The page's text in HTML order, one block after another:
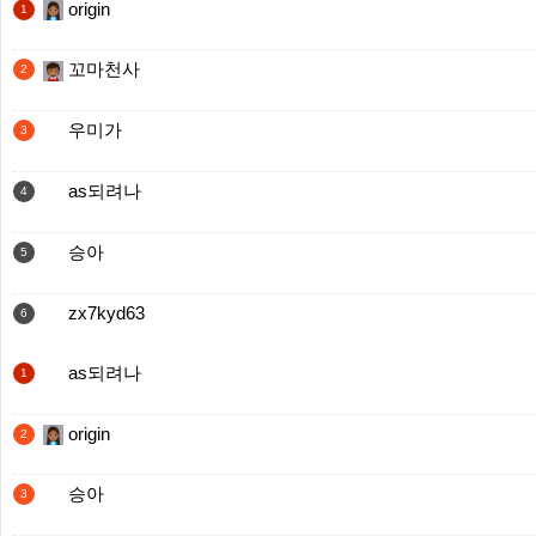
1
origin
2
꼬마천사
3
우미가
4
as되려나
5
승아
6
zx7kyd63
1
as되려나
2
origin
3
승아